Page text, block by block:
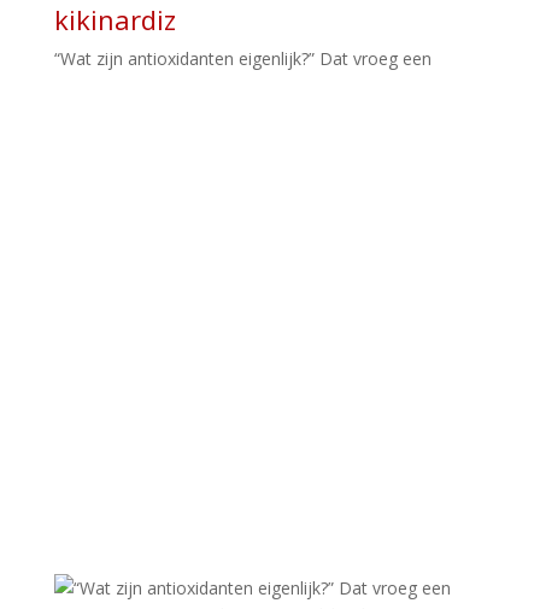
kikinardiz
“Wat zijn antioxidanten eigenlijk?” Dat vroeg een